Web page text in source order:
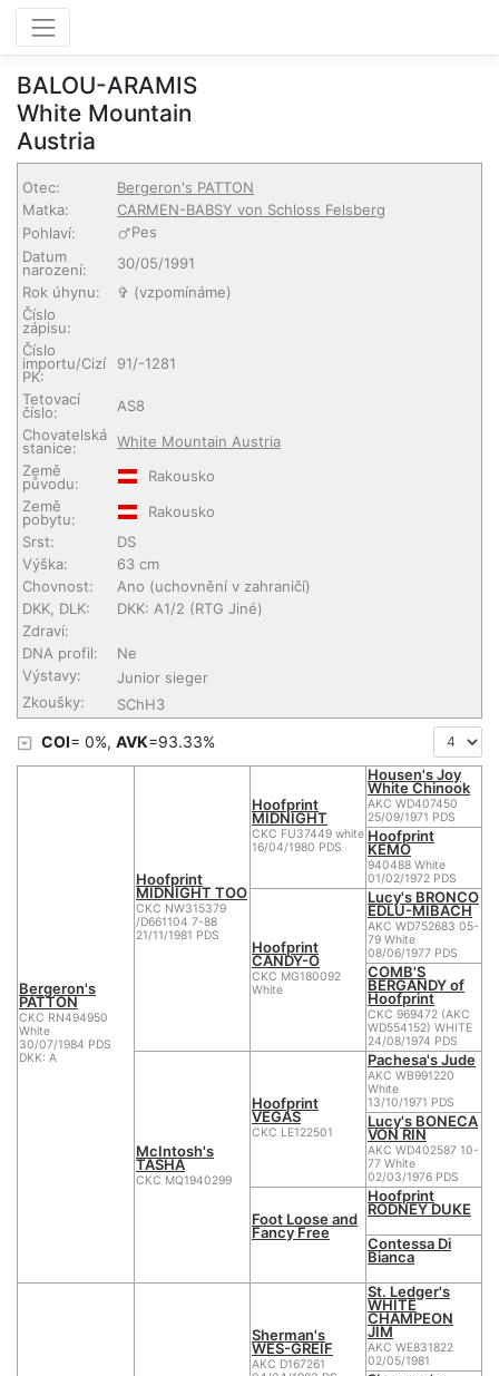
BALOU-ARAMIS
White Mountain
Austria
Otec:
Bergeron's PATTON
Matka:
CARMEN-BABSY von Schloss Felsberg
Pohlaví:
Pes
Datum
narození:
30/05/1991
Rok úhynu:
✞ (vzpomínáme)
Číslo
zápisu:
Číslo
importu/Cizí
PK:
91/-1281
Tetovací
číslo:
AS8
Chovatelská
stanice:
White Mountain Austria
Země
původu:
Rakousko
Země
pobytu:
Rakousko
Srst:
DS
Výška:
63 cm
Chovnost:
Ano (uchovnění v zahraničí)
DKK, DLK:
DKK: A1/2 (RTG Jiné)
Zdraví:
DNA profil:
Ne
Výstavy:
Junior sieger
Zkoušky:
SChH3
COI= 0%, AVK=93.33%
Bergeron's
PATTON
CKC RN494950
White
30/07/1984 PDS
DKK: A
Hoofprint
MIDNIGHT TOO
CKC NW315379
/D661104 7-88
21/11/1981 PDS
Hoofprint
MIDNIGHT
CKC FU37449 white
16/04/1980 PDS
Housen's Joy
White Chinook
AKC WD407450
25/09/1971 PDS
Hoofprint
KEMO
940488 White
01/02/1972 PDS
Hoofprint
CANDY-O
CKC MG180092
White
Lucy's BRONCO
EDLU-MIBACH
AKC WD752683 05-
79 White
08/06/1977 PDS
COMB'S
BERGANDY of
Hoofprint
CKC 969472 (AKC
WD554152) WHITE
24/08/1974 PDS
McIntosh's
TASHA
CKC MQ1940299
Hoofprint
VEGAS
CKC LE122501
Pachesa's Jude
AKC WB991220
White
13/10/1971 PDS
Lucy's BONECA
VON RIN
AKC WD402587 10-
77 White
02/03/1976 PDS
Foot Loose and
Fancy Free
Hoofprint
RODNEY DUKE
Contessa Di
Bianca
Sherman's
WES-GREIF
AKC D167261
St. Ledger's
WHITE
CHAMPEON
JIM
AKC WE831822
02/05/1981